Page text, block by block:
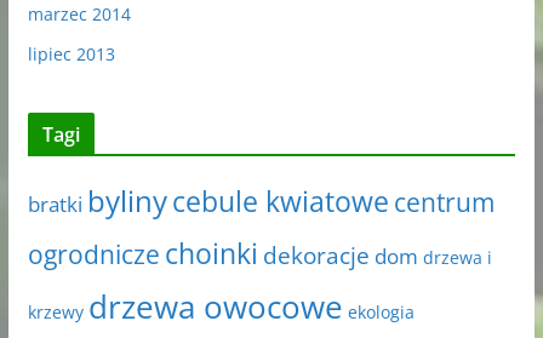
marzec 2014
lipiec 2013
Tagi
bratki bylinycebule kwiatowe centrum
ogrodnicze choinki dekoracje dom drzewa i
krzewy drzewa owocowe ekologia